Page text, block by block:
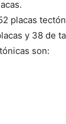
placas
y 38 de
son: